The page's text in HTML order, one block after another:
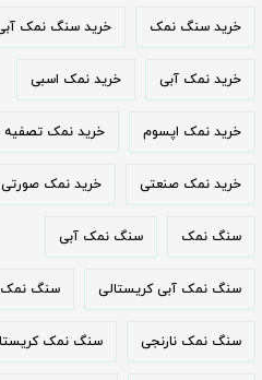
خرید سنگ نمک خرید سنگ نمک
خرید نمک آبی خرید نمک اسبی
خرید نمک اپسوم خرید نمک تصفیه
خرید نمک صنعتی خرید نمک صورتی
سنگ نمک سنگ نمک آبی
سنگ نمک آبی کریستالی سنگ نمک
سنگ نمک نارنجی سنگ نمک